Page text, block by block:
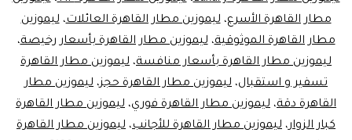
مطار القاهرة الأسرع،ليموزين مطار القاهرة العائلات،ليموزين
مطار القاهرة الموثوقية،ليموزين مطار القاهرة بأسعار رخيصة،
ليموزين مطار القاهرة بأسعار منافسة، ليموزين مطار القاهرة
تسفير و استقبال، ليموزين مطار القاهرة حجز، ليموزين مطار
القاهرة دقة، ليموزين مطار القاهرة فوري، ليموزين مطار القاهرة
كبار الزوار، ليموزين مطار القاهرة للأجانب، ليموزين مطار القاهرة